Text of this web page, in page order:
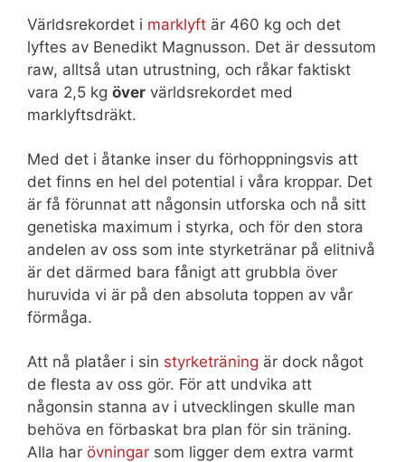
Världsrekordet i marklyft är 460 kg och det
lyftes av Benedikt Magnusson. Det är dessutom
raw, alltså utan utrustning, och råkar faktiskt
vara 2,5 kg över världsrekordet med
marklyftsdräkt.
Med det i åtanke inser du förhoppningsvis att
det finns en hel del potential i våra kroppar. Det
är få förunnat att någonsin utforska och nå sitt
genetiska maximum i styrka, och för den stora
andelen av oss som inte styrketränar på elitnivå
är det därmed bara fånigt att grubbla över
huruvida vi är på den absoluta toppen av vår
förmåga.
Att nå platåer i sin styrketräning är dock något
de flesta av oss gör. För att undvika att
någonsin stanna av i utvecklingen skulle man
behöva en förbaskat bra plan för sin träning.
Alla har övningar som ligger dem extra varmt